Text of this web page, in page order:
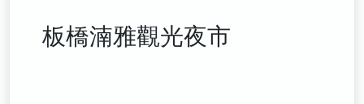
板橋湳雅觀光夜市